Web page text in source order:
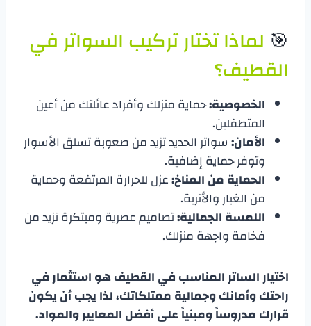
​🎯 لماذا تختار تركيب السواتر في
القطيف؟
الخصوصية:حماية منزلك وأفراد عائلتك من أعين
المتطفلين.
الأمان:سواتر الحديد تزيد من صعوبة تسلق الأسوار
وتوفر حماية إضافية.
الحماية من المناخ:عزل للحرارة المرتفعة وحماية
من الغبار والأتربة.
اللمسة الجمالية:تصاميم عصرية ومبتكرة تزيد من
فخامة واجهة منزلك.
اختيار الساتر المناسب في القطيف هو استثمار في
راحتك وأمانك وجمالية ممتلكاتك، لذا يجب أن يكون
قرارك مدروساً ومبنياً على أفضل المعايير والمواد.